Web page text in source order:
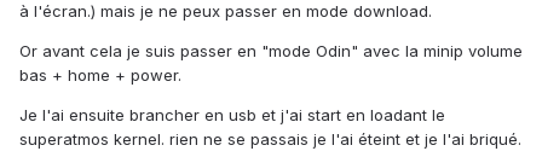
à l'écran.) mais je ne peux passer en mode download.
Or avant cela je suis passer en "mode Odin" avec la minip volume
bas + home + power.
Je l'ai ensuite brancher en usb et j'ai start en loadant le
superatmos kernel. rien ne se passais je l'ai éteint et je l'ai briqué.